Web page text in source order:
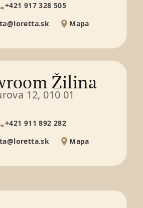
+421 917 328 505
Mapa
Žilina
12, 010 01
+421 911 892 282
Mapa